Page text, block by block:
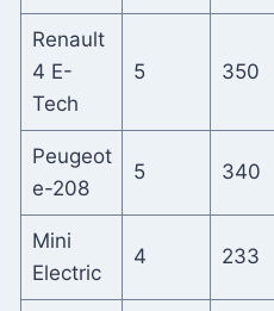
Renault
4 E-
Tech
5 350
Peugeot
e-208
5 340
Mini
Electric
4 233